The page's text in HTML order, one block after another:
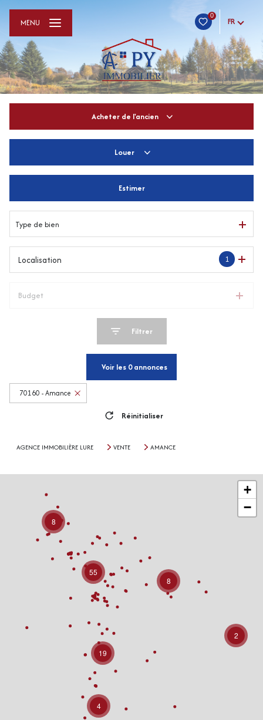
0
FR
MENU
Acheter de l'ancien
De l'immo pro
Louer
De l'immo pro
Estimer
Type de bien
1
Localisation
Budget
Filtrer
Voir les 0annonces
70160 - Amance
Réinitialiser
AGENCE IMMOBILIÈRE LURE VENTE AMANCE
2
4
8
8
19
55
+
−